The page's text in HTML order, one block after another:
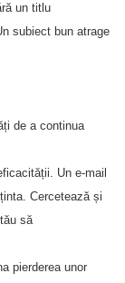
un titlu
subiect bun atrage
de a continua
Un e-mail
Cercetează și
să
pierderea unor